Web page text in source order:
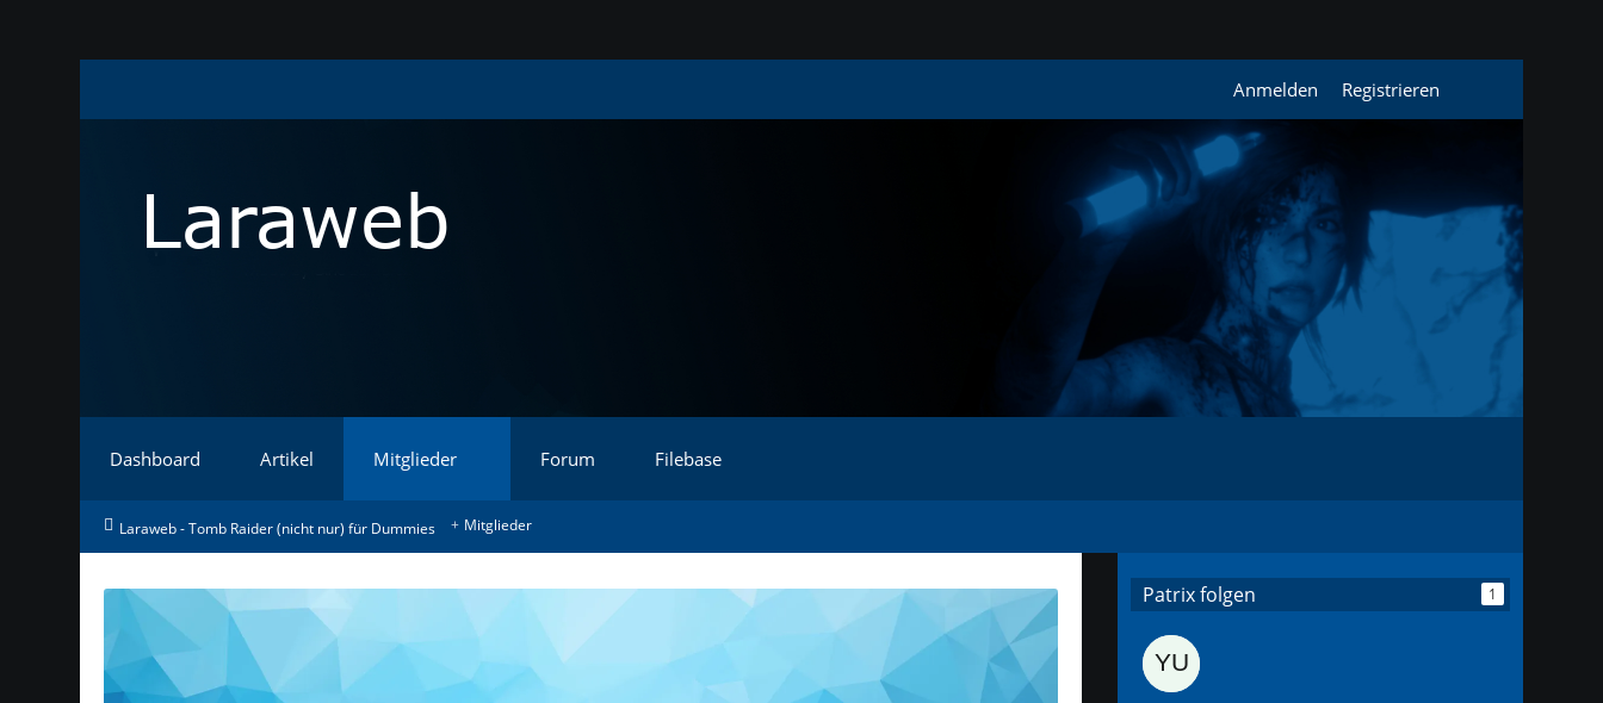
Dashboard Artikel Mitglieder Forum Filebase
Anmelden Registrieren
Laraweb - Tomb Raider (nicht nur) für Dummies Mitglieder
Patrix folgen 1